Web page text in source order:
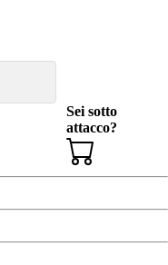
Sei sotto
attacco?